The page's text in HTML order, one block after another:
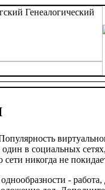
в социальных
никогда не
- работа,